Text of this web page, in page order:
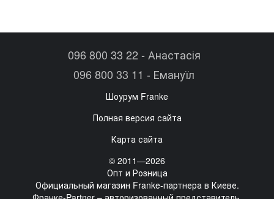
096 800 33 22 - Анастасія
096 800 33 11 - Емануїл
Шоурум Franke
Полная версия сайта
Карта сайта
© 2011—2026
Опт и Розница
Официальный магазин Franke-партнера в Киеве.